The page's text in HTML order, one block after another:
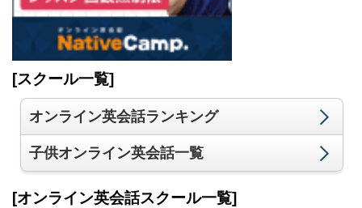
[スクール一覧]
オンライン英会話ランキング
子供オンライン英会話一覧
[オンライン英会話スクール一覧]